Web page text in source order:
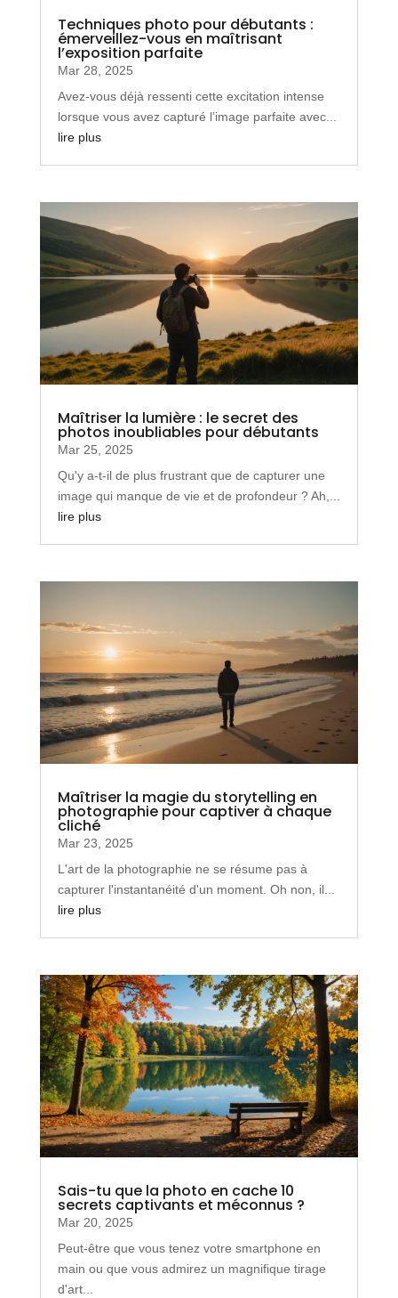
Techniques photo pour débutants :
émerveillez-vous en maîtrisant
l’exposition parfaite
Mar 28, 2025
Avez-vous déjà ressenti cette excitation intense
lorsque vous avez capturé l’image parfaite avec...
lire plus
Maîtriser la lumière : le secret des
photos inoubliables pour débutants
Mar 25, 2025
Qu'y a-t-il de plus frustrant que de capturer une
image qui manque de vie et de profondeur ? Ah,...
lire plus
Maîtriser la magie du storytelling en
photographie pour captiver à chaque
cliché
Mar 23, 2025
L'art de la photographie ne se résume pas à
capturer l'instantanéité d'un moment. Oh non, il...
lire plus
Sais-tu que la photo en cache 10
secrets captivants et méconnus ?
Mar 20, 2025
Peut-être que vous tenez votre smartphone en
main ou que vous admirez un magnifique tirage
d'art...